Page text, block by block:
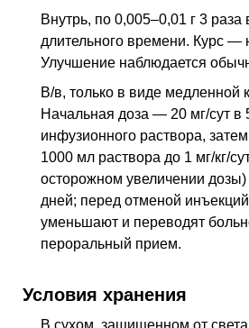
Внутрь, по 0,005–0,01 г 3 раза
длительного времени. Курс —
Улучшение наблюдается
В/в, только в виде медленной
Начальная доза — 20 мг/сут в
инфузионного раствора,
1000 мл раствора до 1 мг/кг/
осторожном увеличении дозы)
дней; перед отменой
уменьшают и переводят
пероральный прием.
Условия хранения